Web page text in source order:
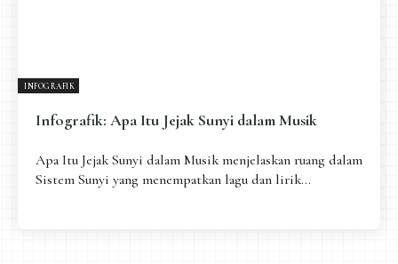
EXTREME DISTORTION
INFOGRAFIK
Infografik: Apa Itu Jejak Sunyi dalam Musik
Apa Itu Jejak Sunyi dalam Musik menjelaskan ruang dalam
Sistem Sunyi yang menempatkan lagu dan lirik...